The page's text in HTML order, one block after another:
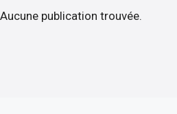
Aucune publication trouvée.